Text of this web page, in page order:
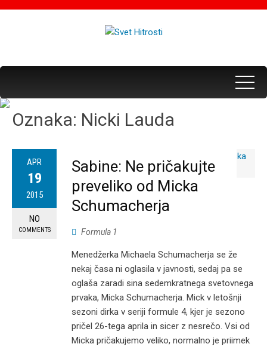
Oznaka: Nicki Lauda
APR
19
2015
NO
COMMENTS
Sabine: Ne pričakujte
preveliko od Micka
Schumacherja
Formula 1
Menedžerka Michaela Schumacherja se že
nekaj časa ni oglasila v javnosti, sedaj pa se
oglaša zaradi sina sedemkratnega svetovnega
prvaka, Micka Schumacherja. Mick v letošnji
sezoni dirka v seriji formule 4, kjer je sezono
pričel 26-tega aprila in sicer z nesrečo. Vsi od
Micka pričakujemo veliko, normalno je priimek